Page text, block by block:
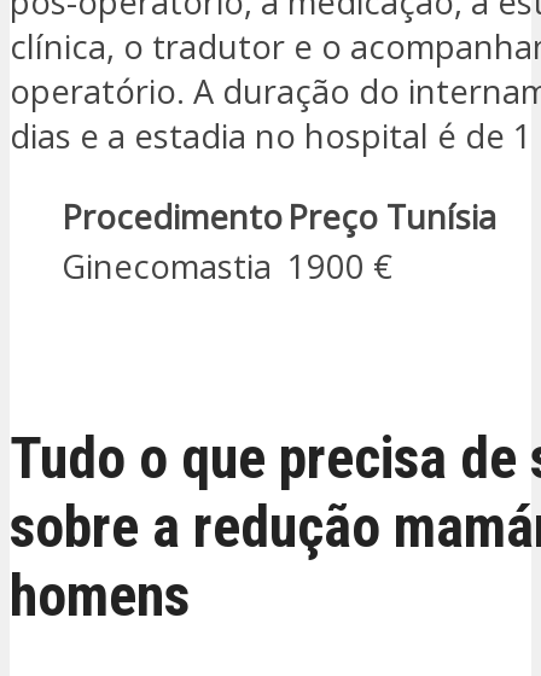
clínica, o tradutor e o
operatório. A duração do
dias e a estadia no hospital é de
ProcedimentoPreço Tunísia
Ginecomastia 1900 €
Tudo o que precisa de
sobre a redução
homens